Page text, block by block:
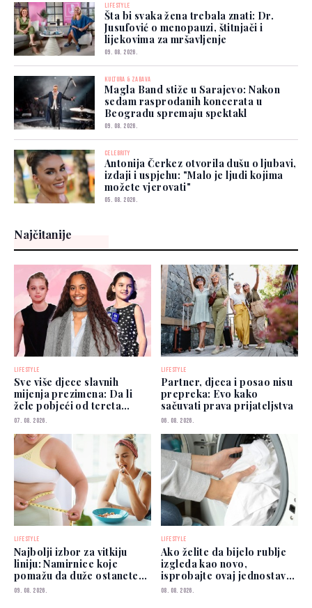
LIFESTYLE
Šta bi svaka žena trebala znati: Dr.
Jusufović o menopauzi, štitnjači i
lijekovima za mršavljenje
09. 08. 2026.
KULTURA & ZABAVA
Magla Band stiže u Sarajevo: Nakon
sedam rasprodanih koncerata u
Beogradu spremaju spektakl
09. 08. 2026.
CELEBRITY
Antonija Čerkez otvorila dušu o ljubavi,
izdaji i uspjehu: "Malo je ljudi kojima
možete vjerovati"
05. 08. 2026.
Najčitanije
LIFESTYLE
Sve više djece slavnih
mijenja prezimena: Da li
žele pobjeći od tereta
poznatih roditelja?
07. 08. 2026.
LIFESTYLE
Partner, djeca i posao nisu
prepreka: Evo kako
sačuvati prava prijateljstva
06. 08. 2026.
LIFESTYLE
Najbolji izbor za vitkiju
liniju: Namirnice koje
pomažu da duže ostanete
siti
09. 08. 2026.
LIFESTYLE
Ako želite da bijelo rublje
izgleda kao novo,
isprobajte ovaj jednostavan
savjet
08. 08. 2026.